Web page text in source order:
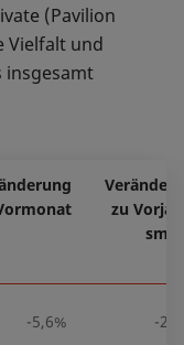
(Pavilion
Vielfalt und
insgesamt
zu
-5,6% -